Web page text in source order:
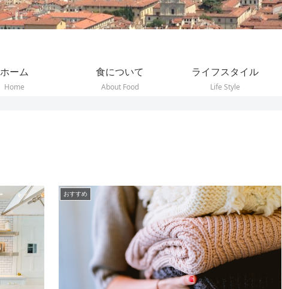
ホーム
Home
食について
About Food
ライフスタイル
Life Style
おすすめ